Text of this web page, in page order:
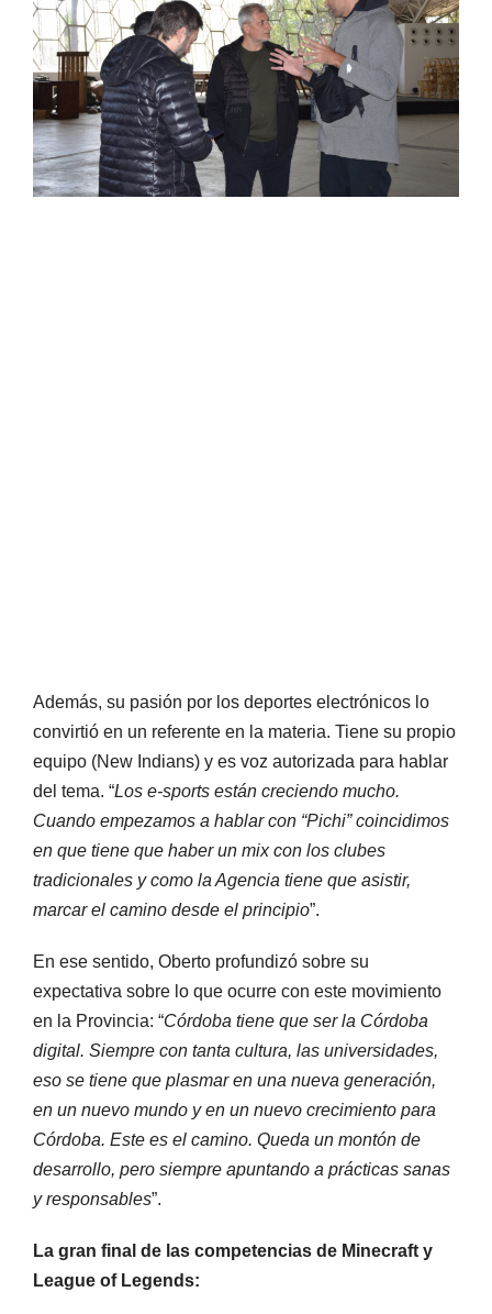
Además, su pasión por los deportes electrónicos lo
convirtió en un referente en la materia. Tiene su propio
equipo (New Indians) y es voz autorizada para hablar
del tema. “Los e-sports están creciendo mucho.
Cuando empezamos a hablar con “Pichi” coincidimos
en que tiene que haber un mix con los clubes
tradicionales y como la Agencia tiene que asistir,
marcar el camino desde el principio”.
En ese sentido, Oberto profundizó sobre su
expectativa sobre lo que ocurre con este movimiento
en la Provincia: “Córdoba tiene que ser la Córdoba
digital. Siempre con tanta cultura, las universidades,
eso se tiene que plasmar en una nueva generación,
en un nuevo mundo y en un nuevo crecimiento para
Córdoba. Este es el camino. Queda un montón de
desarrollo, pero siempre apuntando a prácticas sanas
y responsables”.
La gran final de las competencias de Minecraft y
League of Legends: